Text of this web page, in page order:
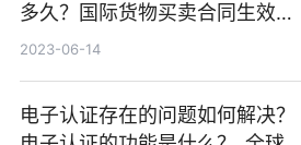
多久？国际货物买卖合同生效的
要件是什么？|每日热闻
2023-06-14
电子认证存在的问题如何解决？